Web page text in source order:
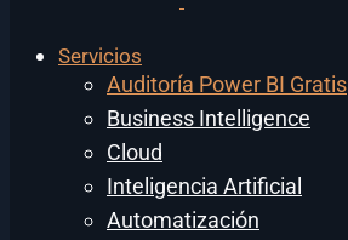
Servicios
Auditoría Power BI Gratis
Business Intelligence
Cloud
Inteligencia Artificial
Automatización